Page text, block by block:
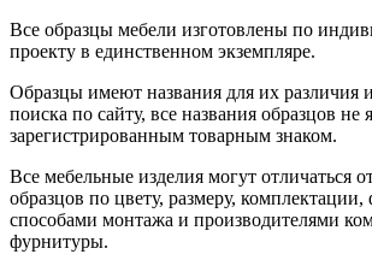
Все образцы мебели изготовлены по
проекту в единственном экземпляре.
Образцы имеют названия для их различия
поиска по сайту, все названия образцов не
зарегистрированным товарным знаком.
Все мебельные изделия могут отличаться
образцов по цвету, размеру,
способами монтажа и производителями
фурнитуры.